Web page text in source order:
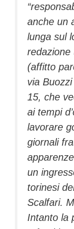
anche un
lunga sul
redazione
(affitto
via
15, che
ai tempi
lavorare
giornali
un
torinesi
Scalfari.
Intanto la